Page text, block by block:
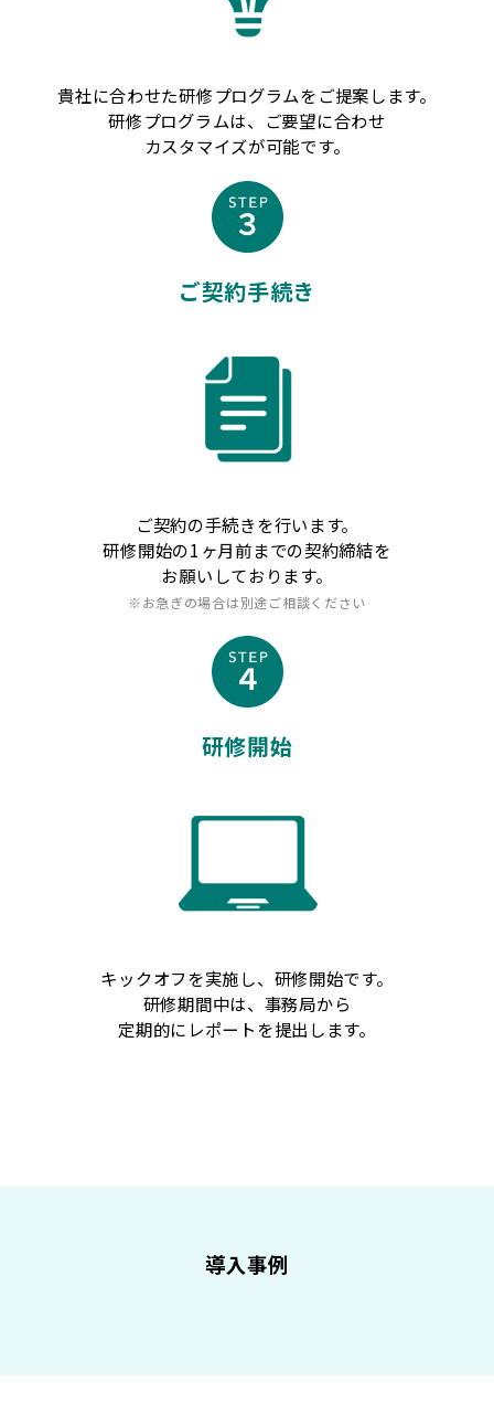
貴社に合わせた研修プログラムをご提案します。
研修プログラムは、ご要望に合わせ
カスタマイズが可能です。
ご契約手続き
ご契約の手続きを行います。
研修開始の1ヶ月前までの契約締結を
お願いしております。
※お急ぎの場合は別途ご相談ください
研修開始
キックオフを実施し、研修開始です。
研修期間中は、事務局から
定期的にレポートを提出します。
導入事例